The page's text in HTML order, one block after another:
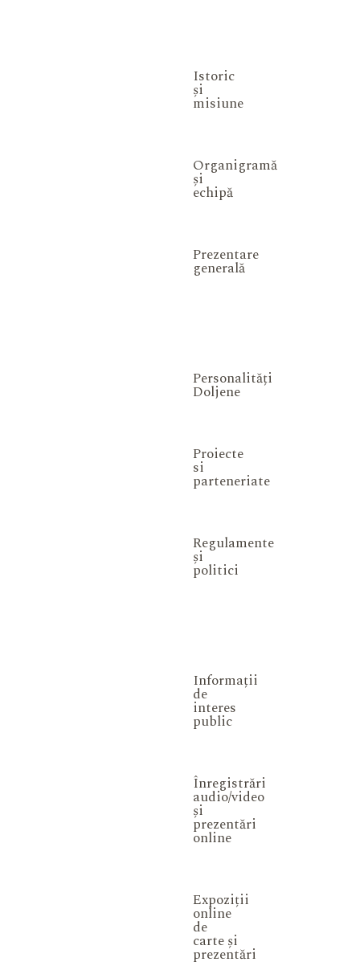
Istoric
și
misiune
Organigramă
și
echipă
Prezentare
generală
Personalități
Doljene
Proiecte
si
parteneriate
Regulamente
și
politici
Informații
de
interes
public
Înregistrări
audio/video
și
prezentări
online
Expoziții
online
de
carte și
prezentări